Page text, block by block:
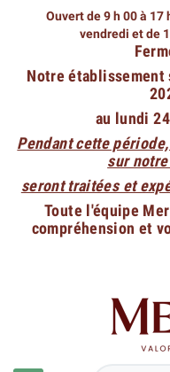
Ouvert de 9 h 00 à
vendredi et de
Notre établissement
au lundi
Pendant cette
sur
seront traitées et
Toute l'équipe
compréhension et